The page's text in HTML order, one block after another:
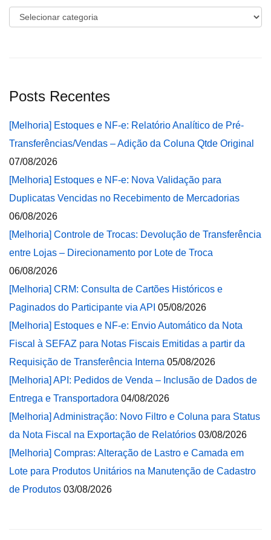
Categorias
Posts Recentes
[Melhoria] Estoques e NF-e: Relatório Analítico de Pré-
Transferências/Vendas – Adição da Coluna Qtde Original
07/08/2026
[Melhoria] Estoques e NF-e: Nova Validação para
Duplicatas Vencidas no Recebimento de Mercadorias
06/08/2026
[Melhoria] Controle de Trocas: Devolução de Transferência
entre Lojas – Direcionamento por Lote de Troca
06/08/2026
[Melhoria] CRM: Consulta de Cartões Históricos e
Paginados do Participante via API 05/08/2026
[Melhoria] Estoques e NF-e: Envio Automático da Nota
Fiscal à SEFAZ para Notas Fiscais Emitidas a partir da
Requisição de Transferência Interna 05/08/2026
[Melhoria] API: Pedidos de Venda – Inclusão de Dados de
Entrega e Transportadora 04/08/2026
[Melhoria] Administração: Novo Filtro e Coluna para Status
da Nota Fiscal na Exportação de Relatórios 03/08/2026
[Melhoria] Compras: Alteração de Lastro e Camada em
Lote para Produtos Unitários na Manutenção de Cadastro
de Produtos 03/08/2026